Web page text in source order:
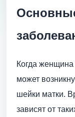
Когда
может
шейки матки.
зависят от